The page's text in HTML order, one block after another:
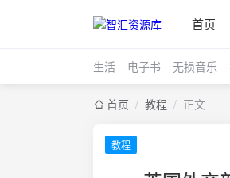
首页
生活 电子书 无损音乐
首页 / 教程 / 正文
教程